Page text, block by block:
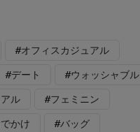
#オフィスカジュアル
#デート #ウォッシャブル
ル #フェミニン
かけ #バッグ